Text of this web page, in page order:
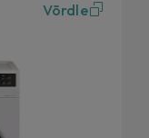
Võrdle